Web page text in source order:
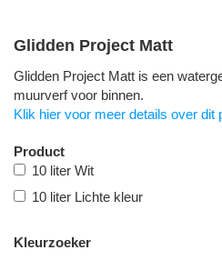
Glidden Project Matt
Glidden Project Matt is een
muurverf voor binnen.
Klik hier voor meer details over dit
Product
10 liter Wit
10 liter Lichte kleur
Kleurzoeker